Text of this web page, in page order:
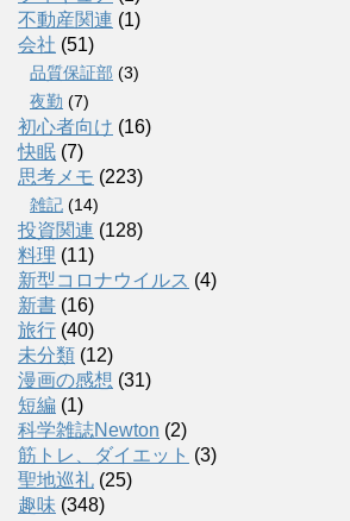
不動産関連 (1)
会社 (51)
品質保証部 (3)
夜勤 (7)
初心者向け (16)
快眠 (7)
思考メモ (223)
雑記 (14)
投資関連 (128)
料理 (11)
新型コロナウイルス (4)
新書 (16)
旅行 (40)
未分類 (12)
漫画の感想 (31)
短編 (1)
科学雑誌Newton (2)
筋トレ、ダイエット (3)
聖地巡礼 (25)
趣味 (348)